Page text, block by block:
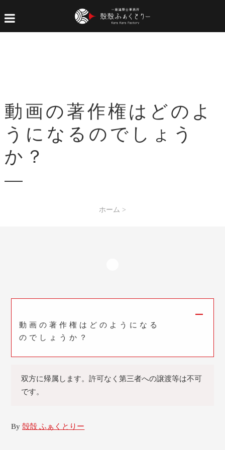
動画の著作権はどのよ
うになるのでしょう
か？
ホーム >
A
動画の著作権はどのようになる
のでしょうか？
双方に帰属します。許可なく第三者への譲渡等は不可
です。
By殻殻 ふぁくとりー